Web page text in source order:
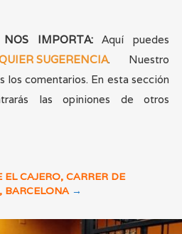
IMPORTA:Aquí puedes
SUGERENCIA. Nuestro
los comentarios. En esta sección
las opiniones de otros
CAJERO, CARRER DE
BARCELONA →